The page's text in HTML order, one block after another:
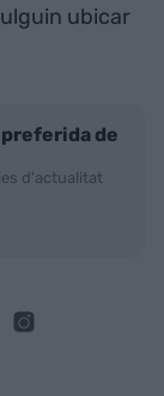
ubicar
de
d'actualitat